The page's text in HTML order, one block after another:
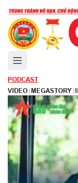
Mở menu chính
PODCAST
VIDEO| MEGASTORY|